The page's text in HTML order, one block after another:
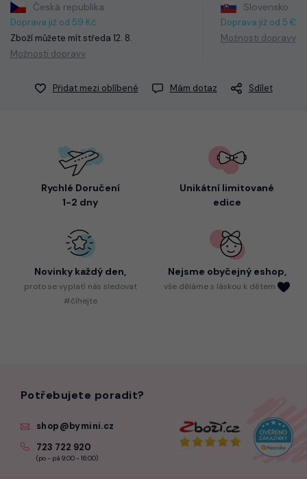
Česká republika
Doprava již od 59 Kč
Zboží můžete mít středa 12. 8.
Možnosti dopravy
Slovensko
Doprava již od 5 €
Možnosti dopravy
Přidat mezi oblíbené Mám dotaz Sdílet
Rychlé Doručení
1-2 dny
Unikátní limitované
edice
Novinky každý den,
protose vyplatí nás sledovat
#číhejte
Nejsme obyčejný eshop,
vše děláme s láskou k dětem
Potřebujete poradit?
shop@bymini.cz
723 722 920
(po - pá 9:00 - 16:00)